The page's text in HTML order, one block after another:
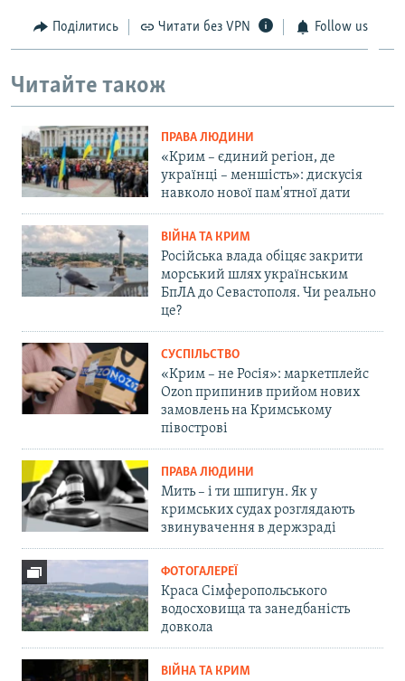
Поділитись Читати без VPN Follow us
Читайте також
ПРАВА ЛЮДИНИ
«Крим – єдиний регіон, де
українці – меншість»: дискусія
навколо нової пам'ятної дати
ВІЙНА ТА КРИМ
Російська влада обіцяє закрити
морський шлях українським
БпЛА до Севастополя. Чи реально
це?
СУСПІЛЬСТВО
«Крим – не Росія»: маркетплейс
Ozon припинив прийом нових
замовлень на Кримському
півострові
ПРАВА ЛЮДИНИ
Мить – і ти шпигун. Як у
кримських судах розглядають
звинувачення в держзраді
ФОТОГАЛЕРЕЇ
Краса Сімферопольського
водосховища та занедбаність
довкола
ВІЙНА ТА КРИМ